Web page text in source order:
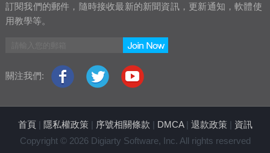
訂閱我們的郵件，隨時接收最新的新聞資訊，更新通知，軟體使
用教學等。
關注我們:
首頁| 隱私權政策| 序號相關條款 | DMCA| 退款政策| 資訊
Copyright © 2026 Digiarty Software, Inc. All rights reserved